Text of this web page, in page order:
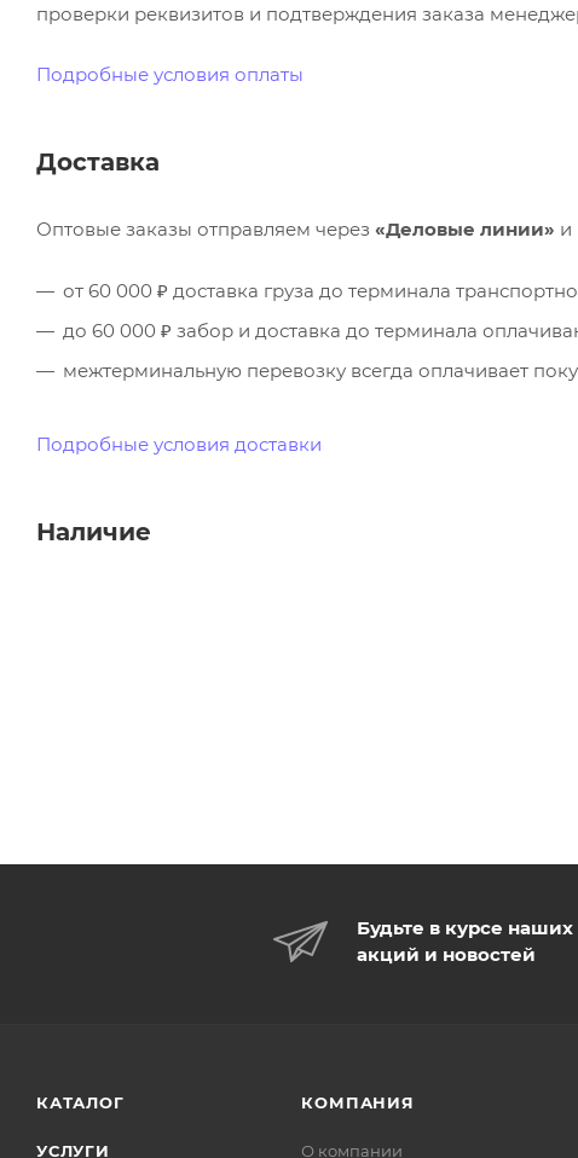
проверки реквизитов и подтверждения заказа
Подробные условия оплаты
Доставка
Оптовые заказы отправляем через «Деловые линии» и
от 60 000 ₽ доставка груза до терминала
до 60 000 ₽ забор и доставка до терминала
межтерминальную перевозку всегда оплачивает
Подробные условия доставки
Наличие
Будьте в курсе наших
акций и новостей
КАТАЛОГ
УСЛУГИ
КОМПАНИЯ
О компании